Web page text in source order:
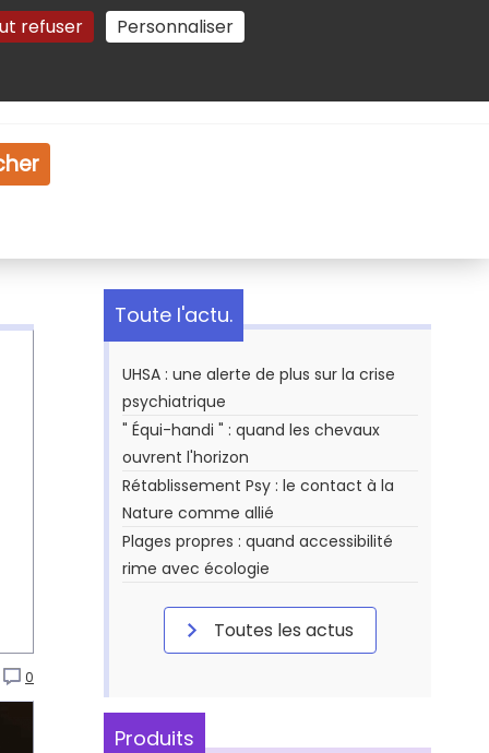
refuser Personnaliser
Gestion des cookies
0
Toute l'actu.
UHSA : une alerte de plus sur la crise
psychiatrique
" Équi-handi " : quand les chevaux
ouvrent l'horizon
Rétablissement Psy : le contact à la
Nature comme allié
Plages propres : quand accessibilité
rime avec écologie
Toutes les actus
Produits